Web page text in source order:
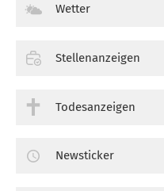
Wetter
Stellenanzeigen
Todesanzeigen
Newsticker